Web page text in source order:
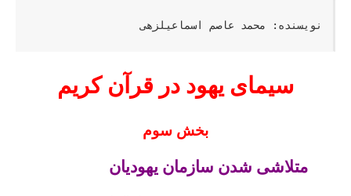
نویسنده: محمد عاصم اسماعیلزهی
سیمای یهود در قرآن کریم
بخش سوم
متلاشی شدن سازمان یهودیان